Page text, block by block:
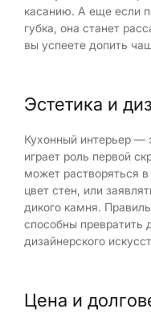
касанию. А еще если
губка, она станет
вы успеете допить
Эстетика и
Кухонный интерьер —
играет роль первой
может растворяться
цвет стен, или
дикого камня.
способны превратить
дизайнерского
Цена и